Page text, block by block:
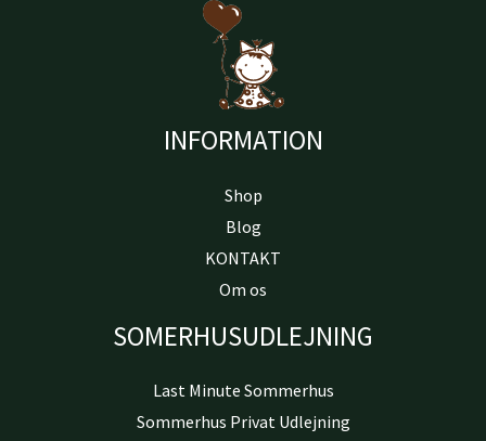
INFORMATION
Shop
Blog
KONTAKT
Om os
SOMERHUSUDLEJNING
Last Minute Sommerhus
Sommerhus Privat Udlejning